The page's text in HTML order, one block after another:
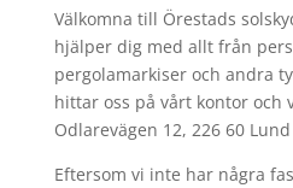
Välkomna till Örestads
hjälper dig med allt från
pergolamarkiser och andra
hittar oss på vårt kontor
Odlarevägen 12, 226 60 Lund
Eftersom vi inte har några